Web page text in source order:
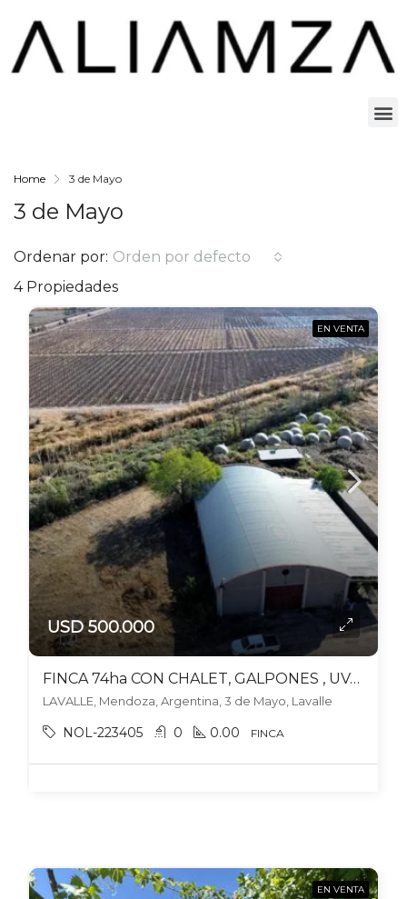
Home 3 de Mayo
3 de Mayo
4 Propiedades
Ordenar por: Orden por defecto
EN VENTA
USD 500.000
FINCA 74ha CON CHALET, GALPONES , UVA ARIZUL y SYRAH – LAVALLE
LAVALLE, Mendoza, Argentina, 3 de Mayo, Lavalle
NOL-223405 0 0.00 FINCA
EN VENTA